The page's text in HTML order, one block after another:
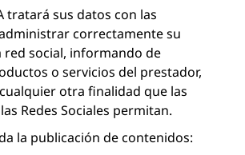
tratará sus datos con las
correctamente su
red social, informando de
o servicios del prestador,
otra finalidad que las
Redes Sociales permitan.
la publicación de contenidos: